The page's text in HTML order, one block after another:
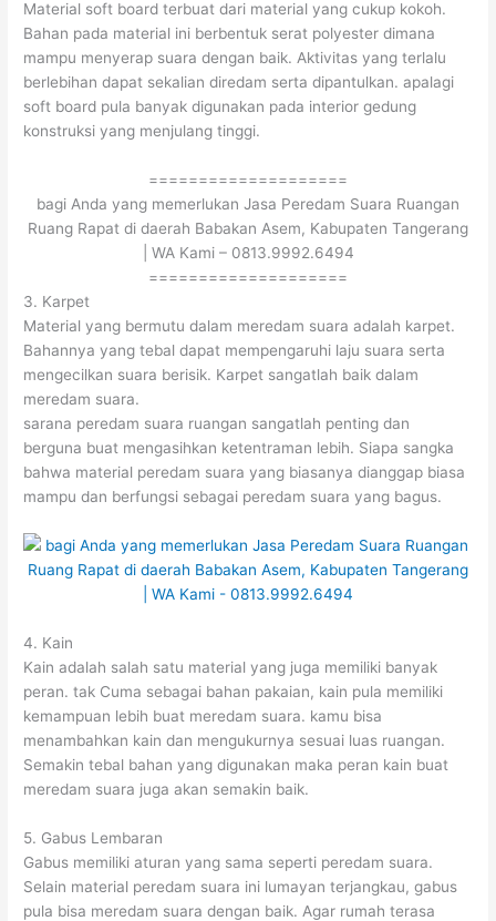
Material soft board terbuat dari material yang cukup kokoh.
Bahan pada material ini berbentuk serat polyester dimana
mampu menyerap suara dengan baik. Aktivitas yang terlalu
berlebihan dapat sekalian diredam serta dipantulkan. apalagi
soft board pula banyak digunakan pada interior gedung
konstruksi yang menjulang tinggi.
====================
bagi Anda yang memerlukan Jasa Peredam Suara Ruangan
Ruang Rapat di daerah Babakan Asem, Kabupaten Tangerang
| WA Kami – 0813.9992.6494
====================
3. Karpet
Material yang bermutu dalam meredam suara adalah karpet.
Bahannya yang tebal dapat mempengaruhi laju suara serta
mengecilkan suara berisik. Karpet sangatlah baik dalam
meredam suara.
sarana peredam suara ruangan sangatlah penting dan
berguna buat mengasihkan ketentraman lebih. Siapa sangka
bahwa material peredam suara yang biasanya dianggap biasa
mampu dan berfungsi sebagai peredam suara yang bagus.
4. Kain
Kain adalah salah satu material yang juga memiliki banyak
peran. tak Cuma sebagai bahan pakaian, kain pula memiliki
kemampuan lebih buat meredam suara. kamu bisa
menambahkan kain dan mengukurnya sesuai luas ruangan.
Semakin tebal bahan yang digunakan maka peran kain buat
meredam suara juga akan semakin baik.
5. Gabus Lembaran
Gabus memiliki aturan yang sama seperti peredam suara.
Selain material peredam suara ini lumayan terjangkau, gabus
pula bisa meredam suara dengan baik. Agar rumah terasa